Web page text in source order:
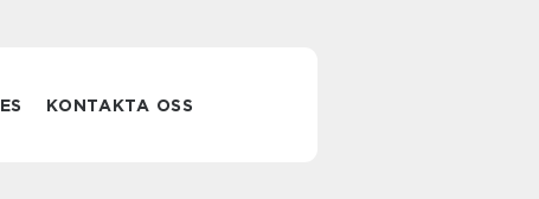
KONTAKTA OSS